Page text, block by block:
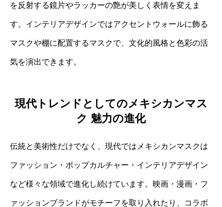
を反射する鏡片やラッカーの艶が美しく表情を変えま
す。インテリアデザインではアクセントウォールに飾る
マスクや棚に配置するマスクで、文化的風格と色彩の活
気を演出できます。
現代トレンドとしてのメキシカンマス
ク 魅力の進化
伝統と美術性だけでなく、現代ではメキシカンマスクは
ファッション・ポップカルチャー・インテリアデザイン
など様々な領域で進化し続けています。映画・漫画・フ
ァッションブランドがモチーフを取り入れたり、コラボ